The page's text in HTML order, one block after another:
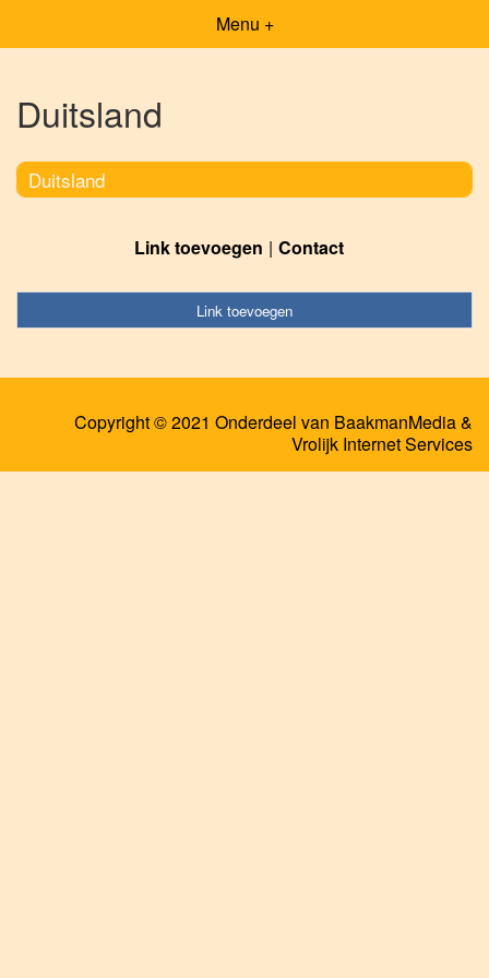
Menu +
Duitsland
Duitsland
Link toevoegen Contact
Link toevoegen
Copyright © 2021 Onderdeel van BaakmanMedia&
Vrolijk Internet Services